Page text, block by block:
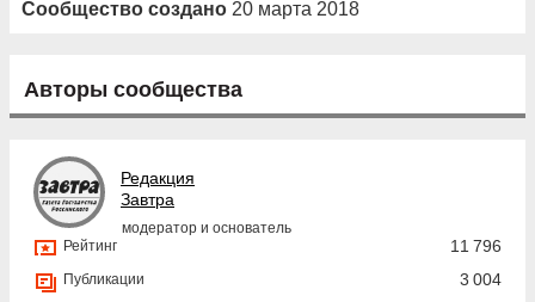
Сообщество создано 20 марта 2018
Авторы сообщества
Редакция
Завтра
модератор и основатель
Рейтинг
11 796
Публикации 3 004